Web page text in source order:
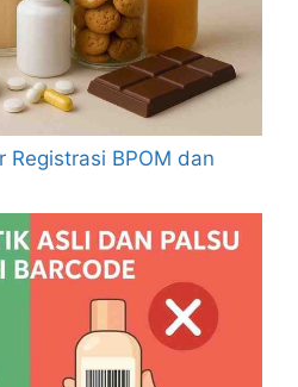
Registrasi BPOM dan